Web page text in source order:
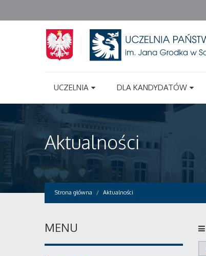
UCZELNIA DLA KANDYDATÓW
Aktualności
Strona główna Aktualności
MENU